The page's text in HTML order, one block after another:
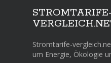
STROMTARIFE-
Stromtarife-
um Energie, Ökologie